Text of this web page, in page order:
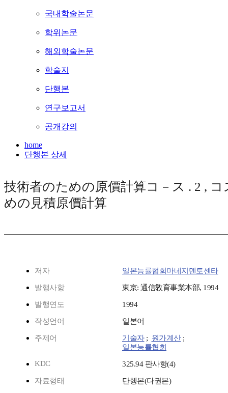
국내학술논문
학위논문
해외학술논문
학술지
단행본
연구보고서
공개강의
home
단행본 상세
技術者のための原價計算コ－ス . 2 ,
めの見積原價計算
저자 일본능률협회마네지멘토센타
발행사항 東京: 通信敎育事業本部, 1994
발행연도 1994
작성언어 일본어
주제어 기술자; 원가계산;
일본능률협회
KDC
325.94 판사항(4)
자료형태 단행본(다권본)